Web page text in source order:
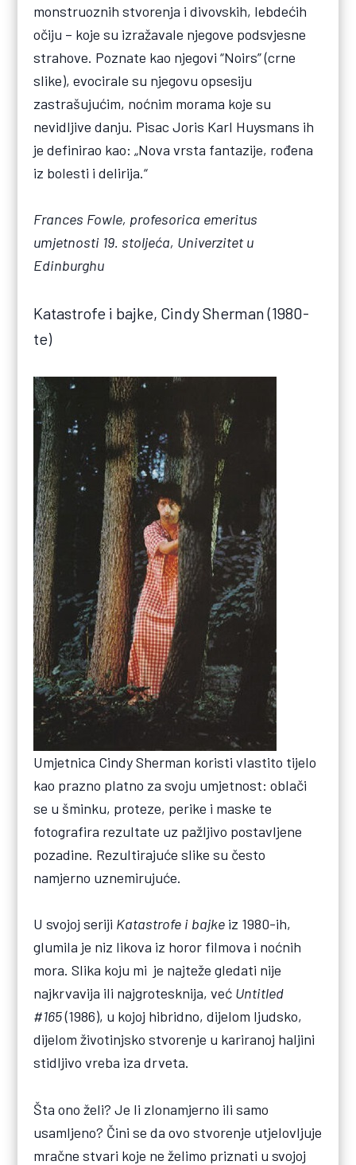
monstruoznih stvorenja i divovskih, lebdećih
očiju – koje su izražavale njegove podsvjesne
strahove. Poznate kao njegovi “Noirs” (crne
slike), evocirale su njegovu opsesiju
zastrašujućim, noćnim morama koje su
nevidljive danju. Pisac Joris Karl Huysmans ih
je definirao kao: „Nova vrsta fantazije, rođena
iz bolesti i delirija.“
Frances Fowle, profesorica emeritus
umjetnosti 19. stoljeća, Univerzitet u
Edinburghu
Katastrofe i bajke, Cindy Sherman (1980-
te)
Umjetnica Cindy Sherman koristi vlastito tijelo
kao prazno platno za svoju umjetnost: oblači
se u šminku, proteze, perike i maske te
fotografira rezultate uz pažljivo postavljene
pozadine. Rezultirajuće slike su često
namjerno uznemirujuće.
U svojoj seriji Katastrofe i bajke iz 1980-ih,
glumila je niz likova iz horor filmova i noćnih
mora. Slika koju mi je najteže gledati nije
najkrvavija ili najgrotesknija, već Untitled
#165(1986), u kojoj hibridno, dijelom ljudsko,
dijelom životinjsko stvorenje u kariranoj haljini
stidljivo vreba iza drveta.
Šta ono želi? Je li zlonamjerno ili samo
usamljeno? Čini se da ovo stvorenje utjelovljuje
mračne stvari koje ne želimo priznati u svojoj